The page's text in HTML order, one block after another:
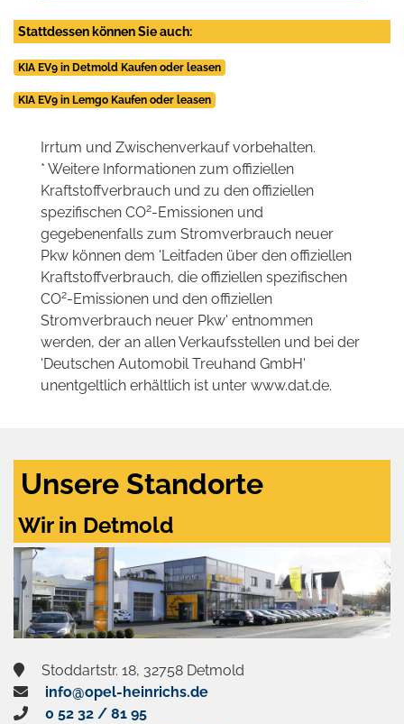
Stattdessen können Sie auch:
KIA EV9 in Detmold Kaufen oder leasen
KIA EV9 in Lemgo Kaufen oder leasen
Irrtum und Zwischenverkauf vorbehalten.
* Weitere Informationen zum offiziellen
Kraftstoffverbrauch und zu den offiziellen
spezifischen CO2-Emissionen und
gegebenenfalls zum Stromverbrauch neuer
Pkw können dem 'Leitfaden über den offiziellen
Kraftstoffverbrauch, die offiziellen spezifischen
CO2-Emissionen und den offiziellen
Stromverbrauch neuer Pkw' entnommen
werden, der an allen Verkaufsstellen und bei der
'Deutschen Automobil Treuhand GmbH'
unentgeltlich erhältlich ist unter www.dat.de.
Unsere Standorte
Wir in Detmold
Stoddartstr. 18, 32758 Detmold
info@opel-heinrichs.de
0 52 32 / 81 95